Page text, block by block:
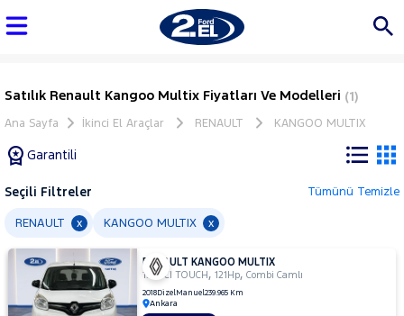
Satılık Renault Kangoo Multix Fiyatları Ve Modelleri (1)
Ana Sayfa İkinci El Araçlar RENAULT KANGOO MULTIX
Garantili
Tüm
Araçlar
AUDI
Seçili Filtreler Tümünü Temizle
RENAULT x KANGOO MULTIX x
RENAULT KANGOO MULTIX
1.5 DCI TOUCH ,121Hp,Combi Camlı
2018DizelManuel239.965 Km
Ankara